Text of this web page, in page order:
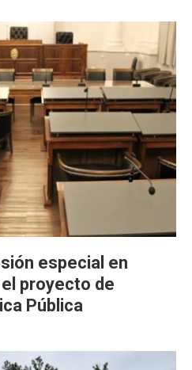
especial en
proyecto de
Pública